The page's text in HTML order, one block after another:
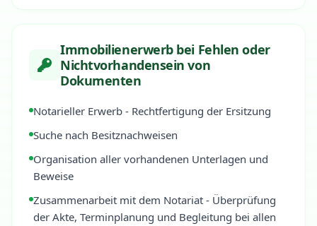
Immobilienerwerb bei Fehlen oder
Nichtvorhandensein von
Dokumenten
Notarieller Erwerb - Rechtfertigung der Ersitzung
Suche nach Besitznachweisen
Organisation aller vorhandenen Unterlagen und
Beweise
Zusammenarbeit mit dem Notariat - Überprüfung
der Akte, Terminplanung und Begleitung bei allen